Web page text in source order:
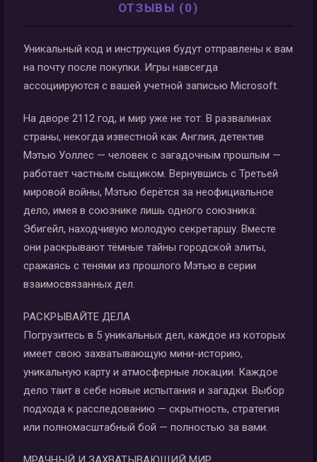
ОТЗЫВЫ (0)
Уникальный код и инструкция будут отправлены к вам
на почту после покупки. Игры навсегда
ассоциируются с вашей учетной записью Microsoft.
На дворе 2112 год, и мир уже не тот. В развалинах
страны, некогда известной как Англия, детектив
Мэтью Уоллес — человек с загадочным прошлым —
работает частным сыщиком. Вернувшись с Третьей
мировой войны, Мэтью берётся за неофициальное
дело, имея в союзнике лишь одного союзника:
Эбигейл, находчивую молодую секретаршу. Вместе
они раскрывают тёмные тайны городской элиты,
сражаясь с тенями из прошлого Мэтью в серии
взаимосвязанных дел.
РАСКРЫВАЙТЕ ДЕЛА
Погрузитесь в 5 уникальных дел, каждое из которых
имеет свою захватывающую мини-историю,
уникальную карту и атмосферные локации. Каждое
дело таит в себе новые испытания и загадки. Выбор
подхода к расследованию — скрытность, стратегия
или полномасштабный бой — полностью за вами.